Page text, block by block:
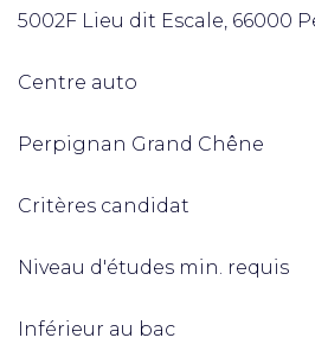
5002F Lieu dit Escale, 66000
Centre auto
Perpignan Grand Chêne
Critères candidat
Niveau d'études min. requis
Inférieur au bac